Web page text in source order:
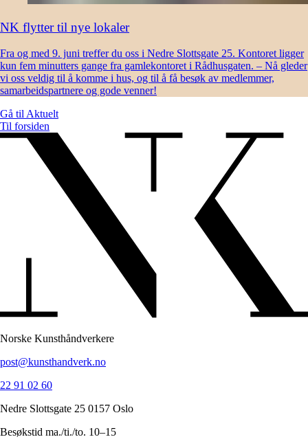
NK flytter til nye lokaler
Fra og med 9. juni treffer du oss i Nedre Slottsgate 25. Kontoret ligger
kun fem minutters gange fra gamlekontoret i Rådhusgaten. – Nå gleder
vi oss veldig til å komme i hus, og til å få besøk av medlemmer,
samarbeidspartnere og gode venner!
Gå til Aktuelt
Til forsiden
Norske Kunsthåndverkere
post@kunsthandverk.no
22 91 02 60
Nedre Slottsgate 25 0157 Oslo
Besøkstid ma./ti./to. 10–15